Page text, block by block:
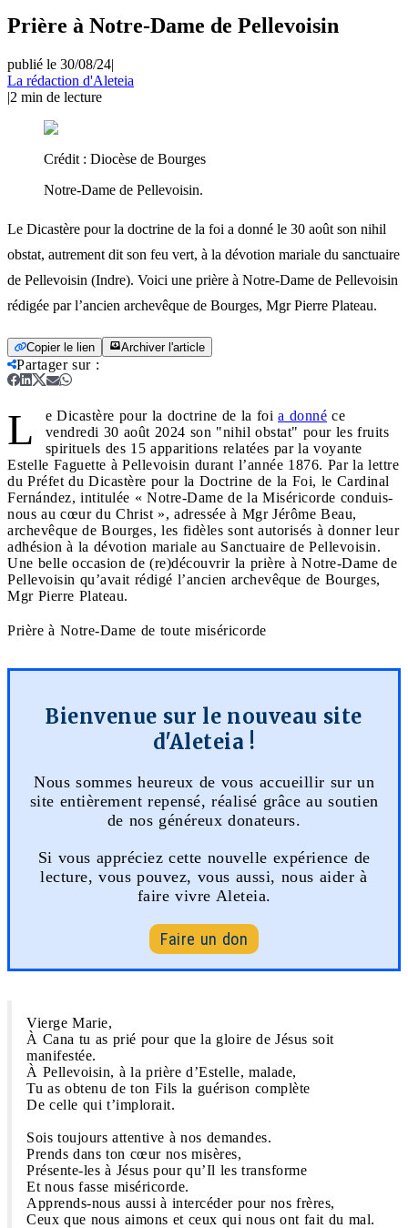
Prière à Notre-Dame de Pellevoisin
publié le 30/08/24|
La rédaction d'Aleteia
|2 min de lecture
Crédit : Diocèse de Bourges
Notre-Dame de Pellevoisin.
Le Dicastère pour la doctrine de la foi a donné le 30 août son nihil
obstat, autrement dit son feu vert, à la dévotion mariale du sanctuaire
de Pellevoisin (Indre). Voici une prière à Notre-Dame de Pellevoisin
rédigée par l’ancien archevêque de Bourges, Mgr Pierre Plateau.
Copier le lien Archiver l'article
Partager sur:
L e Dicastère pour la doctrine de la foi a donné ce
vendredi 30 août 2024 son "nihil obstat" pour les fruits
spirituels des 15 apparitions relatées par la voyante
Estelle Faguette à Pellevoisin durant l’année 1876. Par la lettre
du Préfet du Dicastère pour la Doctrine de la Foi, le Cardinal
Fernández, intitulée « Notre-Dame de la Miséricorde conduis-
nous au cœur du Christ », adressée à Mgr Jérôme Beau,
archevêque de Bourges, les fidèles sont autorisés à donner leur
adhésion à la dévotion mariale au Sanctuaire de Pellevoisin.
Une belle occasion de (re)découvrir la prière à Notre-Dame de
Pellevoisin qu’avait rédigé l’ancien archevêque de Bourges,
Mgr Pierre Plateau.
Prière à Notre-Dame de toute miséricorde
Bienvenue sur le nouveau site
d'Aleteia !
Nous sommes heureux de vous accueillir sur un
site entièrement repensé, réalisé grâce au soutien
de nos généreux donateurs.
Si vous appréciez cette nouvelle expérience de
lecture, vous pouvez, vous aussi, nous aider à
faire vivre Aleteia.
Faire un don
Vierge Marie,
À Cana tu as prié pour que la gloire de Jésus soit
manifestée.
À Pellevoisin, à la prière d’Estelle, malade,
Tu as obtenu de ton Fils la guérison complète
De celle qui t’implorait.
Sois toujours attentive à nos demandes.
Prends dans ton cœur nos misères,
Présente-les à Jésus pour qu’Il les transforme
Et nous fasse miséricorde.
Apprends-nous aussi à intercéder pour nos frères,
Ceux que nous aimons et ceux qui nous ont fait du mal.